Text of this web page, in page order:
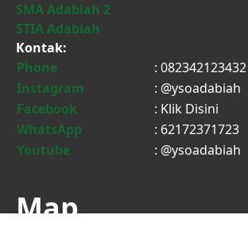
SMA Adabiah 2
STIA Adabiah
Kontak:
Phone
: 082342123432
Instagram
: @ysoadabiah
Facebook
: Klik Disini
WhatsApp
: 62172371723
Youtube
: @ysoadabiah
Map